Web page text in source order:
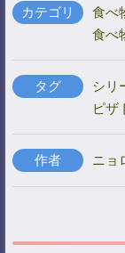
カテゴリ 食べ
食べ
タグ シリ
ピザ
作者 ニョ